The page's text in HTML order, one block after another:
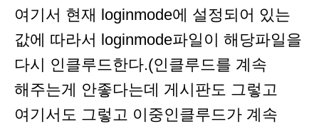
여기서 현재 loginmode에 설정되어 있는
값에 따라서 loginmode파일이 해당파일을
다시 인클루드한다.(인클루드를 계속
해주는게 안좋다는데 게시판도 그렇고
여기서도 그렇고 이중인클루드가 계속